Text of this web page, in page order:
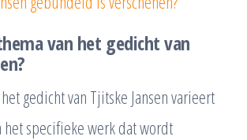
van het gedicht van
gedicht van Tjitske Jansen varieert
het specifieke werk dat wordt